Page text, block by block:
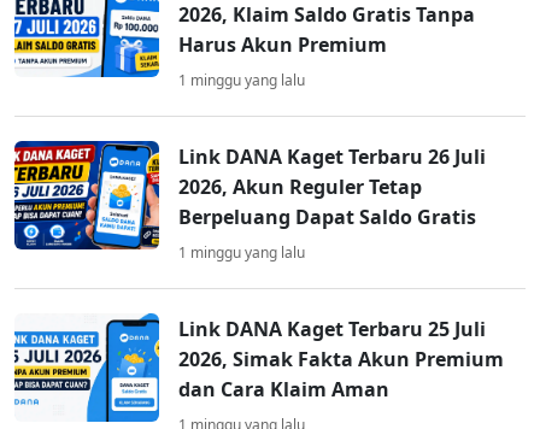
2026, Klaim Saldo Gratis Tanpa
Harus Akun Premium
1 minggu yang lalu
Link DANA Kaget Terbaru 26 Juli
2026, Akun Reguler Tetap
Berpeluang Dapat Saldo Gratis
1 minggu yang lalu
Link DANA Kaget Terbaru 25 Juli
2026, Simak Fakta Akun Premium
dan Cara Klaim Aman